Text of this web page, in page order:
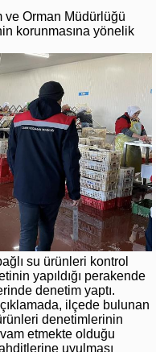
ve Orman Müdürlüğü
korunmasına yönelik
su ürünleri kontrol
yapıldığı perakende
denetim yaptı.
ilçede bulunan
denetimlerinin
etmekte olduğu
uyulması